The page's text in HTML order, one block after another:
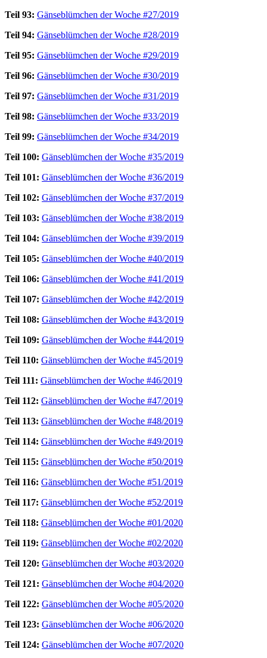
Teil 93: Gänseblümchen der Woche #27/2019
Teil 94: Gänseblümchen der Woche #28/2019
Teil 95: Gänseblümchen der Woche #29/2019
Teil 96: Gänseblümchen der Woche #30/2019
Teil 97: Gänseblümchen der Woche #31/2019
Teil 98: Gänseblümchen der Woche #33/2019
Teil 99: Gänseblümchen der Woche #34/2019
Teil 100: Gänseblümchen der Woche #35/2019
Teil 101: Gänseblümchen der Woche #36/2019
Teil 102: Gänseblümchen der Woche #37/2019
Teil 103: Gänseblümchen der Woche #38/2019
Teil 104: Gänseblümchen der Woche #39/2019
Teil 105: Gänseblümchen der Woche #40/2019
Teil 106: Gänseblümchen der Woche #41/2019
Teil 107: Gänseblümchen der Woche #42/2019
Teil 108: Gänseblümchen der Woche #43/2019
Teil 109: Gänseblümchen der Woche #44/2019
Teil 110: Gänseblümchen der Woche #45/2019
Teil 111: Gänseblümchen der Woche #46/2019
Teil 112: Gänseblümchen der Woche #47/2019
Teil 113: Gänseblümchen der Woche #48/2019
Teil 114: Gänseblümchen der Woche #49/2019
Teil 115: Gänseblümchen der Woche #50/2019
Teil 116: Gänseblümchen der Woche #51/2019
Teil 117: Gänseblümchen der Woche #52/2019
Teil 118: Gänseblümchen der Woche #01/2020
Teil 119: Gänseblümchen der Woche #02/2020
Teil 120: Gänseblümchen der Woche #03/2020
Teil 121: Gänseblümchen der Woche #04/2020
Teil 122: Gänseblümchen der Woche #05/2020
Teil 123: Gänseblümchen der Woche #06/2020
Teil 124: Gänseblümchen der Woche #07/2020